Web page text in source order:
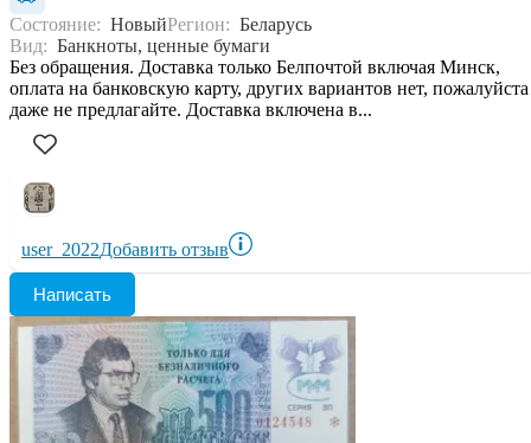
Состояние: НовыйРегион: Беларусь
Вид: Банкноты, ценные бумаги
Без обращения. Доставка только Белпочтой включая Минск,
оплата на банковскую карту, других вариантов нет, пожалуйста
даже не предлагайте. Доставка включена в...
user_2022Добавить отзыв
Написать